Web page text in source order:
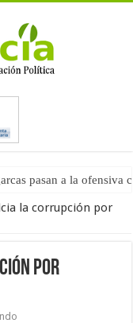
pasan a la ofensiva
la corrupción por
por